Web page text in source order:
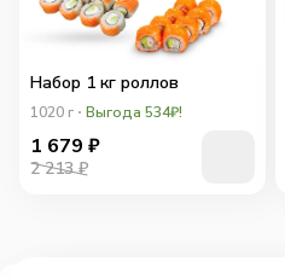
Набор 1 кг роллов
1020 г Выгода 534₽!
1 679 ₽
2 213 ₽